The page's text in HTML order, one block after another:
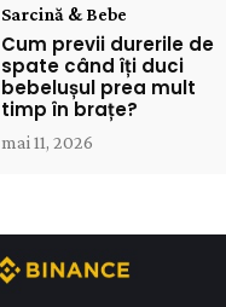
Sarcină & Bebe
Cum previi durerile de
spate când îți duci
bebelușul prea mult
timp în brațe?
mai 11, 2026